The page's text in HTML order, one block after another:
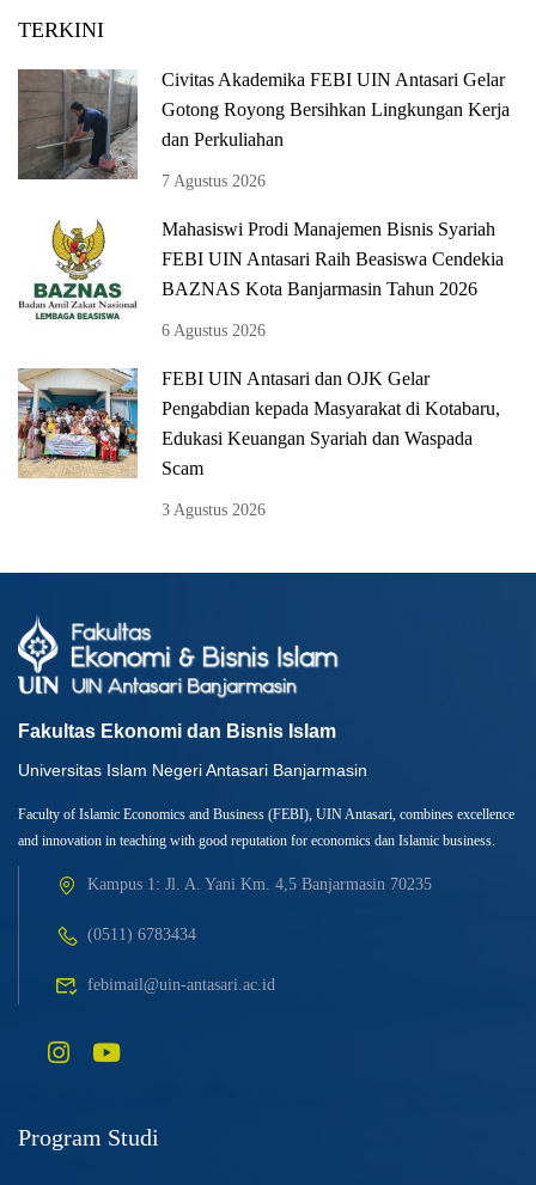
TERKINI
Civitas Akademika FEBI UIN Antasari Gelar
Gotong Royong Bersihkan Lingkungan Kerja
dan Perkuliahan
7 Agustus 2026
Mahasiswi Prodi Manajemen Bisnis Syariah
FEBI UIN Antasari Raih Beasiswa Cendekia
BAZNAS Kota Banjarmasin Tahun 2026
6 Agustus 2026
FEBI UIN Antasari dan OJK Gelar
Pengabdian kepada Masyarakat di Kotabaru,
Edukasi Keuangan Syariah dan Waspada
Scam
3 Agustus 2026
Fakultas Ekonomi dan Bisnis Islam
Universitas Islam Negeri Antasari Banjarmasin
Faculty of Islamic Economics and Business (FEBI), UIN Antasari, combines excellence
and innovation in teaching with good reputation for economics dan Islamic business.
Kampus 1: Jl. A. Yani Km. 4,5 Banjarmasin 70235
(0511) 6783434
febimail@uin-antasari.ac.id
Program Studi